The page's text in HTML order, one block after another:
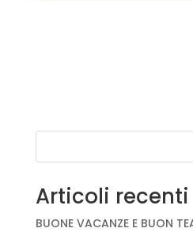
Articoli recenti
BUONE VACANZE E BUON